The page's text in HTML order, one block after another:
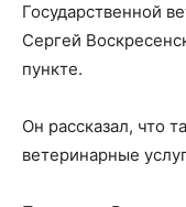
Государственной
Сергей
пункте.
Он рассказал, что
ветеринарные